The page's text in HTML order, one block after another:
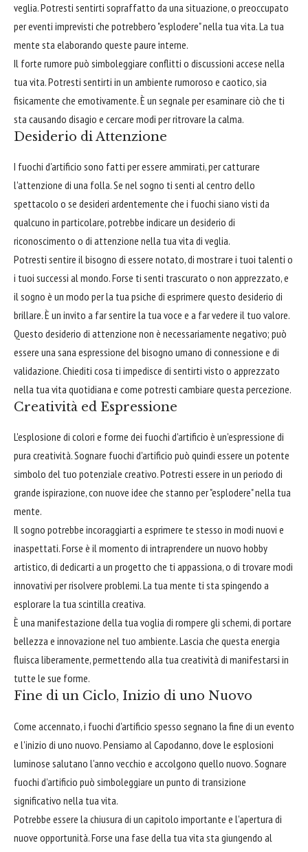
veglia. Potresti sentirti sopraffatto da una situazione, o preoccupato
per eventi imprevisti che potrebbero "esplodere" nella tua vita. La tua
mente sta elaborando queste paure interne.
Il forte rumore può simboleggiare conflitti o discussioni accese nella
tua vita. Potresti sentirti in un ambiente rumoroso e caotico, sia
fisicamente che emotivamente. È un segnale per esaminare ciò che ti
sta causando disagio e cercare modi per ritrovare la calma.
Desiderio di Attenzione
I fuochi d'artificio sono fatti per essere ammirati, per catturare
l'attenzione di una folla. Se nel sogno ti senti al centro dello
spettacolo o se desideri ardentemente che i fuochi siano visti da
qualcuno in particolare, potrebbe indicare un desiderio di
riconoscimento o di attenzione nella tua vita di veglia.
Potresti sentire il bisogno di essere notato, di mostrare i tuoi talenti o
i tuoi successi al mondo. Forse ti senti trascurato o non apprezzato, e
il sogno è un modo per la tua psiche di esprimere questo desiderio di
brillare. È un invito a far sentire la tua voce e a far vedere il tuo valore.
Questo desiderio di attenzione non è necessariamente negativo; può
essere una sana espressione del bisogno umano di connessione e di
validazione. Chiediti cosa ti impedisce di sentirti visto o apprezzato
nella tua vita quotidiana e come potresti cambiare questa percezione.
Creatività ed Espressione
L'esplosione di colori e forme dei fuochi d'artificio è un'espressione di
pura creatività. Sognare fuochi d'artificio può quindi essere un potente
simbolo del tuo potenziale creativo. Potresti essere in un periodo di
grande ispirazione, con nuove idee che stanno per "esplodere" nella tua
mente.
Il sogno potrebbe incoraggiarti a esprimere te stesso in modi nuovi e
inaspettati. Forse è il momento di intraprendere un nuovo hobby
artistico, di dedicarti a un progetto che ti appassiona, o di trovare modi
innovativi per risolvere problemi. La tua mente ti sta spingendo a
esplorare la tua scintilla creativa.
È una manifestazione della tua voglia di rompere gli schemi, di portare
bellezza e innovazione nel tuo ambiente. Lascia che questa energia
fluisca liberamente, permettendo alla tua creatività di manifestarsi in
tutte le sue forme.
Fine di un Ciclo, Inizio di uno Nuovo
Come accennato, i fuochi d'artificio spesso segnano la fine di un evento
e l'inizio di uno nuovo. Pensiamo al Capodanno, dove le esplosioni
luminose salutano l'anno vecchio e accolgono quello nuovo. Sognare
fuochi d'artificio può simboleggiare un punto di transizione
significativo nella tua vita.
Potrebbe essere la chiusura di un capitolo importante e l'apertura di
nuove opportunità. Forse una fase della tua vita sta giungendo al